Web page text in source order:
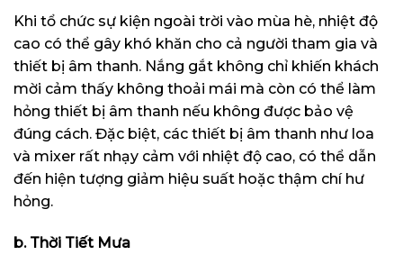
Khi tổ chức sự kiện ngoài trời vào mùa hè, nhiệt độ
cao có thể gây khó khăn cho cả người tham gia và
thiết bị âm thanh. Nắng gắt không chỉ khiến khách
mời cảm thấy không thoải mái mà còn có thể làm
hỏng thiết bị âm thanh nếu không được bảo vệ
đúng cách. Đặc biệt, các thiết bị âm thanh như loa
và mixer rất nhạy cảm với nhiệt độ cao, có thể dẫn
đến hiện tượng giảm hiệu suất hoặc thậm chí hư
hỏng.
b. Thời Tiết Mưa